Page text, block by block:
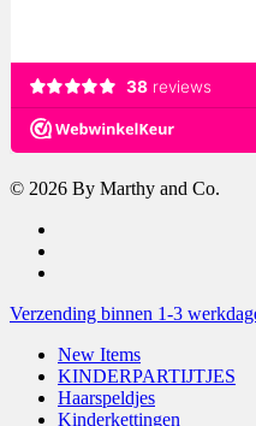
© 2026 By Marthy and Co.
Close
Verzending binnen 1-3
New Items
KINDERPARTIJTJES
Haarspeldjes
Kinderkettingen